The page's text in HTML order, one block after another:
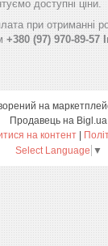
доступні ціни.
при
+380 (97) 970-89-57
на
Продавець на Bigl.ua
на контент
Select Language ▼